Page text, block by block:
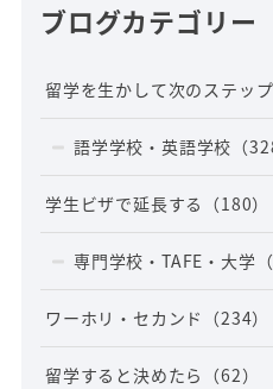
ブログカテゴリー
留学を生かして次のステッ
語学学校・英語学校 （
学生ビザで延長する （180）
専門学校・TAFE・大学
ワーホリ・セカンド （234）
留学すると決めたら （62）